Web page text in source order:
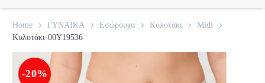
Home ΓΥΝΑΙΚΑ Εσώρουχα Κυλοτάκι
Midi
Κυλοτάκι-00Y19536
-20%